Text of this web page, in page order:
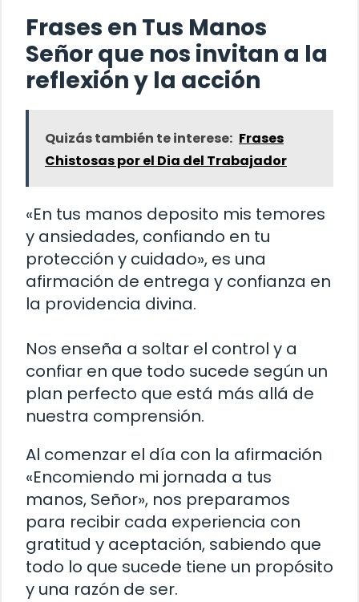
Frases en Tus Manos
Señor que nos invitan a la
reflexión y la acción
Quizás también te interese: Frases
Chistosas por el Dia del Trabajador
«En tus manos deposito mis temores
y ansiedades, confiando en tu
protección y cuidado», es una
afirmación de entrega y confianza en
la providencia divina.
Nos enseña a soltar el control y a
confiar en que todo sucede según un
plan perfecto que está más allá de
nuestra comprensión.
Al comenzar el día con la afirmación
«Encomiendo mi jornada a tus
manos, Señor», nos preparamos
para recibir cada experiencia con
gratitud y aceptación, sabiendo que
todo lo que sucede tiene un propósito
y una razón de ser.